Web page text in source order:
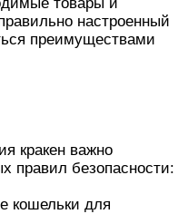
товары и
настроенный
преимуществами
кракен важно
правил безопасности:
кошельки для